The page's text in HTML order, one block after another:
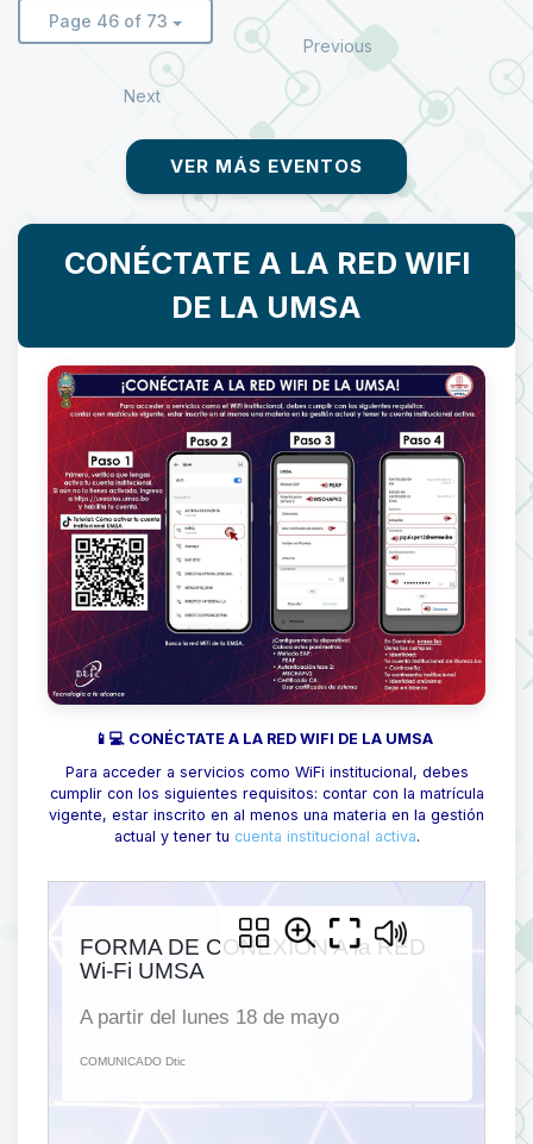
Page 46 of 73
Previous
Next
VER MÁS EVENTOS
CONÉCTATE A LA RED WIFI
DE LA UMSA
📱💻 CONÉCTATE A LA RED WIFI DE LA UMSA
Para acceder a servicios como WiFi institucional, debes
cumplir con los siguientes requisitos: contar con la matrícula
vigente, estar inscrito en al menos una materia en la gestión
actual y tener tu cuenta institucional activa.